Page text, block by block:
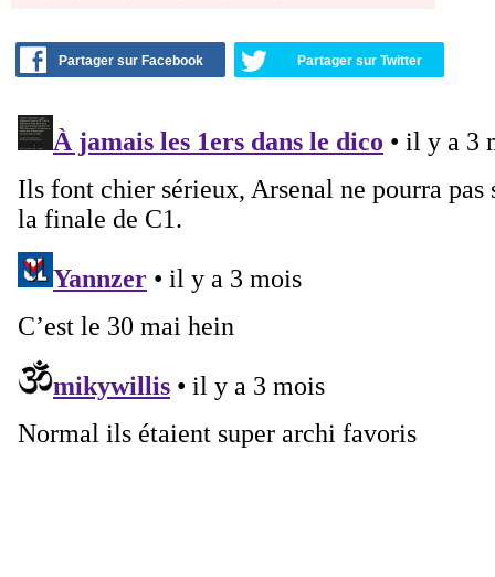
Partager sur Facebook Partager sur Twitter